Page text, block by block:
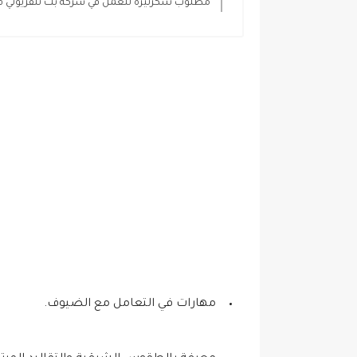
مطلوب سكرتيرة للعمل في شركة بث تلفزيوني
مهارات في التعامل مع الضيوف.